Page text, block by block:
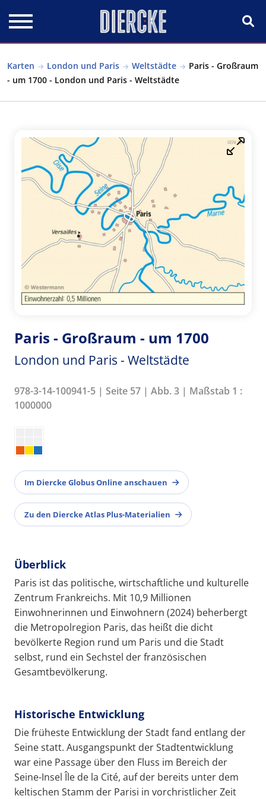
Karten London und Paris Weltstädte
Paris - Großraum
- um 1700 - London und Paris - Weltstädte
Paris - Großraum - um 1700
London und Paris - Weltstädte
978-3-14-100941-5 | Seite 57 | Abb. 3 | Maßstab 1 :
1000000
Im Diercke Globus Online anschauen
Zu den Diercke Atlas Plus-Materialien
Überblick
Paris ist das politische, wirtschaftliche und kulturelle
Zentrum Frankreichs. Mit 10,9 Millionen
Einwohnerinnen und Einwohnern (2024) beherbergt
die Metropolregion Paris, das heißt die dicht
bevölkerte Region rund um Paris und die Stadt
selbst, rund ein Sechstel der französischen
Gesamtbevölkerung.
Historische Entwicklung
Die früheste Entwicklung der Stadt fand entlang der
Seine statt. Ausgangspunkt der Stadtentwicklung
war eine Passage über den Fluss im Bereich der
Seine-Insel Île de la Cité, auf der bereits unter dem
keltischen Stamm der Parisi in vorchristlicher Zeit